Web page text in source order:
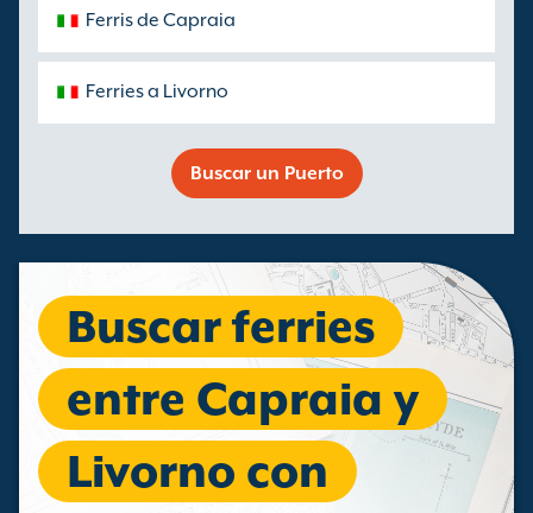
Ferris de Capraia
Ferries a Livorno
Buscar un Puerto
Buscar ferries
entre Capraia y
Livorno con